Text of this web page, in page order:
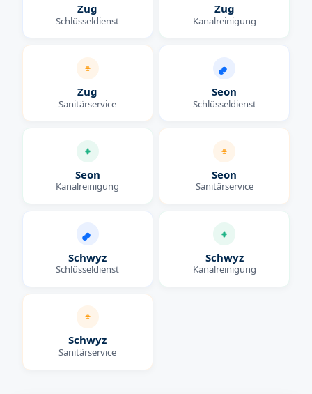
Zug
Schlüsseldienst
Zug
Kanalreinigung
Zug
Sanitärservice
Seon
Schlüsseldienst
Seon
Kanalreinigung
Seon
Sanitärservice
Schwyz
Schlüsseldienst
Schwyz
Kanalreinigung
Schwyz
Sanitärservice